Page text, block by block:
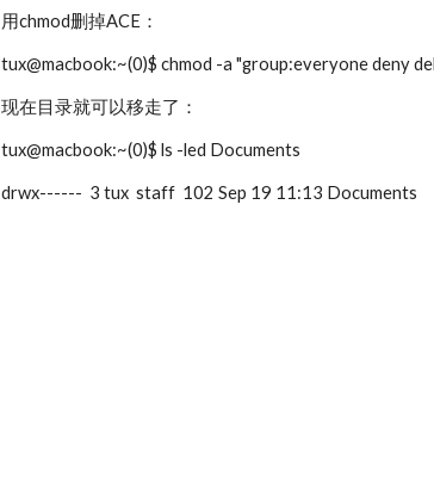
用chmod删掉ACE：
tux@macbook:~(0)$ chmod -a "group:everyone deny
现在目录就可以移走了：
tux@macbook:~(0)$ ls -led Documents
drwx------ 3 tux staff 102 Sep 19 11:13 Documents